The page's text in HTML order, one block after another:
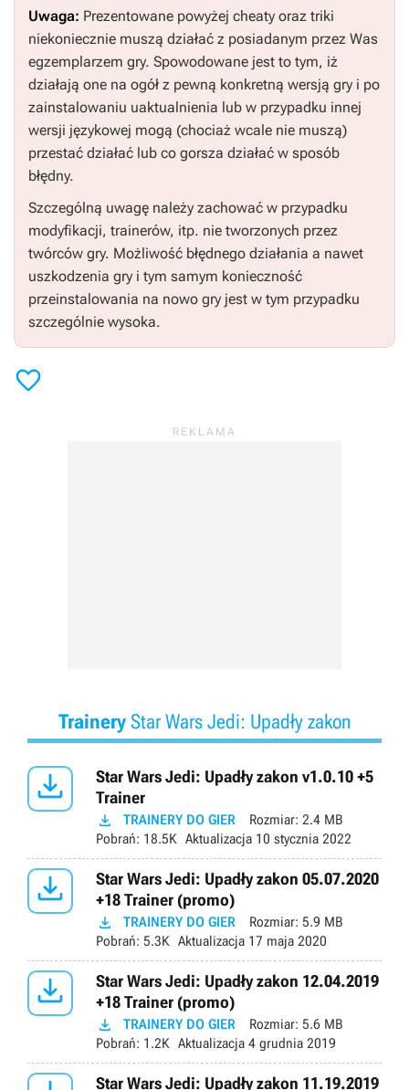
Uwaga: Prezentowane powyżej cheaty oraz triki
niekoniecznie muszą działać z posiadanym przez Was
egzemplarzem gry. Spowodowane jest to tym, iż
działają one na ogół z pewną konkretną wersją gry i po
zainstalowaniu uaktualnienia lub w przypadku innej
wersji językowej mogą (chociaż wcale nie muszą)
przestać działać lub co gorsza działać w sposób
błędny.
Szczególną uwagę należy zachować w przypadku
modyfikacji, trainerów, itp. nie tworzonych przez
twórców gry. Możliwość błędnego działania a nawet
uszkodzenia gry i tym samym konieczność
przeinstalowania na nowo gry jest w tym przypadku
szczególnie wysoka.

Trainery Star Wars Jedi: Upadły zakon

Star Wars Jedi: Upadły zakon v1.0.10 +5
Trainer
 TRAINERY DO GIER Rozmiar: 2.4 MB
Pobrań: 18.5K Aktualizacja 10 stycznia 2022

Star Wars Jedi: Upadły zakon 05.07.2020
+18 Trainer (promo)
 TRAINERY DO GIER Rozmiar: 5.9 MB
Pobrań: 5.3K Aktualizacja 17 maja 2020

Star Wars Jedi: Upadły zakon 12.04.2019
+18 Trainer (promo)
 TRAINERY DO GIER Rozmiar: 5.6 MB
Pobrań: 1.2K Aktualizacja 4 grudnia 2019
Star Wars Jedi: Upadły zakon 11.19.2019